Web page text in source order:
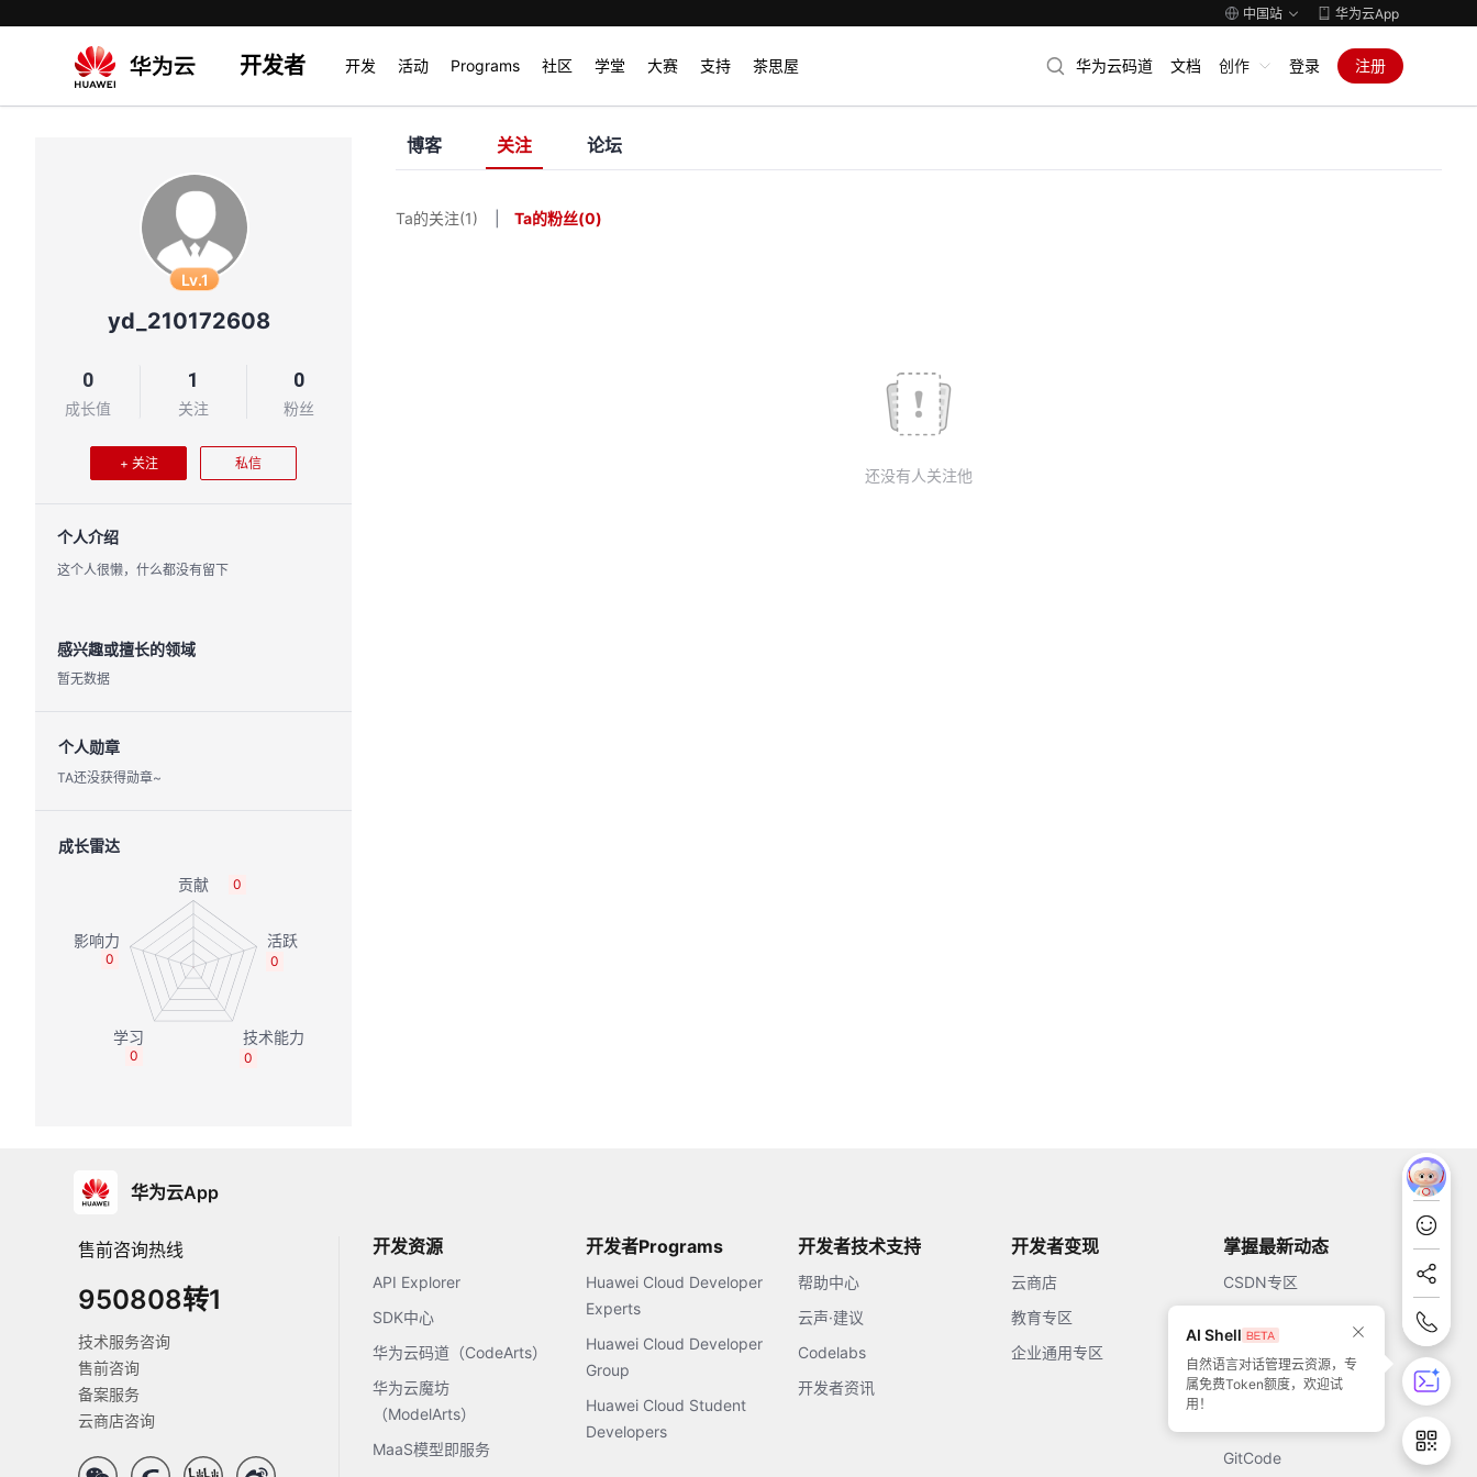
中国站 华为云App
开发者 开发 活动 Programs 社区 学堂 大赛 支持 茶思屋 华为云码道 文档 创作 登录 注册
Lv.1
yd_210172608
0
成长值
1
关注
0
粉丝
+ 关注 私信
个人介绍
这个人很懒，什么都没有留下
感兴趣或擅长的领域
暂无数据
个人勋章
TA还没获得勋章~
成长雷达
0
0
0
0
0
博客 关注 论坛
Ta的关注(1) Ta的粉丝(0)
还没有人关注他
华为云App
售前咨询热线
950808转1
技术服务咨询
售前咨询
备案服务
云商店咨询
开发资源
API Explorer
SDK中心
华为云码道（CodeArts）
华为云魔坊
（ModelArts）
MaaS模型即服务
开发者Programs
Huawei Cloud Developer
Experts
Huawei Cloud Developer
Group
Huawei Cloud Student
Developers
开发者技术支持
帮助中心
云声·建议
Codelabs
开发者资讯
开发者变现
云商店
教育专区
企业通用专区
掌握最新动态
CSDN专区
51CTO
GitCode
AI Shell
自然语言对话管理云资源，专
属免费Token额度，欢迎试
用！